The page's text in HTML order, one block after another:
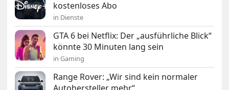
kostenloses Abo
in Dienste
GTA 6 bei Netflix: Der „ausführliche Blick“
könnte 30 Minuten lang sein
in Gaming
Range Rover: „Wir sind kein normaler
Autohersteller mehr“